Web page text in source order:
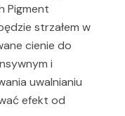
Pigment
strzałem w
cienie do
i
uwalnianiu
efekt od